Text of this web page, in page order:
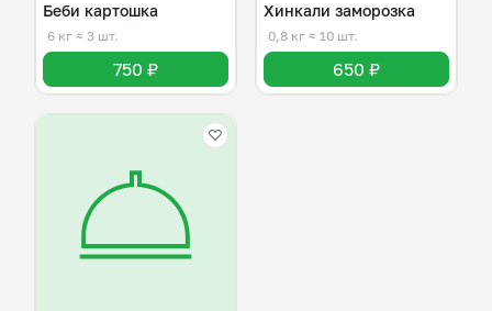
Беби картошка
6 кг ≈ 3 шт.
750 ₽
Хинкали заморозка
0,8 кг ≈ 10 шт.
650 ₽